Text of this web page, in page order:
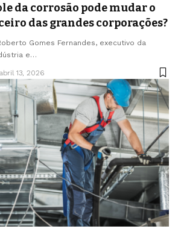
da corrosão pode mudar o
das grandes corporações?
Gomes Fernandes, executivo da
e…
13, 2026